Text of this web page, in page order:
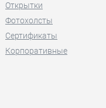
Открытки
Фотохолсты
Сертификаты
Корпоративные